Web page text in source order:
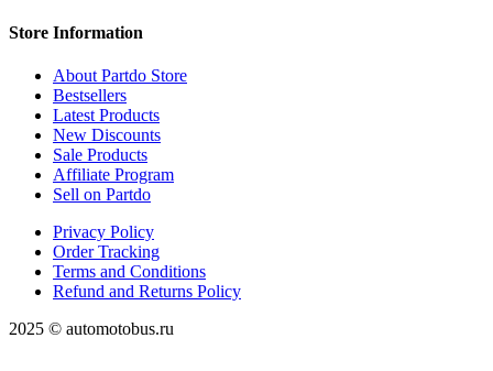
Store Information
About Partdo Store
Bestsellers
Latest Products
New Discounts
Sale Products
Affiliate Program
Sell on Partdo
Privacy Policy
Order Tracking
Terms and Conditions
Refund and Returns Policy
2025 © automotobus.ru